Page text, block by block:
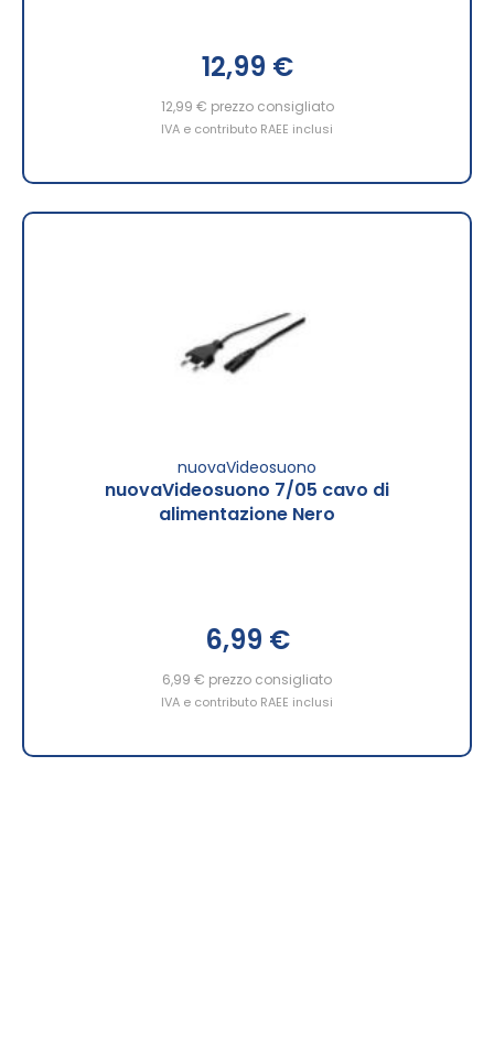
12,99 €
12,99 € prezzo consigliato
IVA e contributo RAEE inclusi
nuovaVideosuono
nuovaVideosuono 7/05 cavo di
alimentazione Nero
6,99 €
6,99 € prezzo consigliato
IVA e contributo RAEE inclusi